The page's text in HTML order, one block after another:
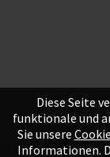
Diese Seite
funktionale und
Sie unsere
Informationen.